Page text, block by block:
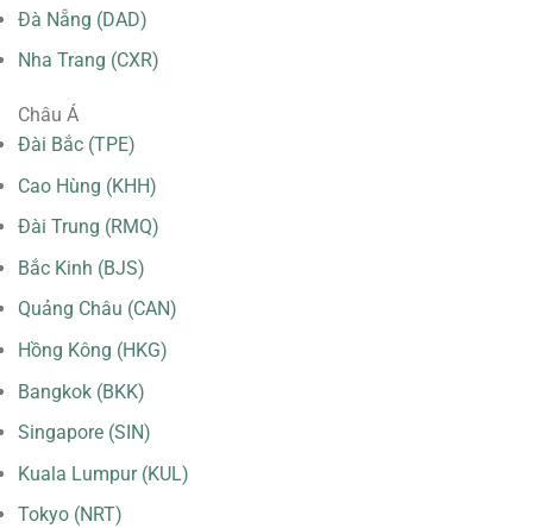
Đà Nẵng (DAD)
Nha Trang (CXR)
Châu Á
Đài Bắc (TPE)
Cao Hùng (KHH)
Đài Trung (RMQ)
Bắc Kinh (BJS)
Quảng Châu (CAN)
Hồng Kông (HKG)
Bangkok (BKK)
Singapore (SIN)
Kuala Lumpur (KUL)
Tokyo (NRT)